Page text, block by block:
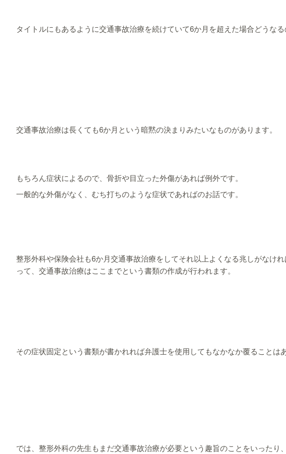
タイトルにもあるように交通事故治療を続けていて6か月を超えた場合どうなる
交通事故治療は長くても6か月という暗黙の決まりみたいなものがあります。
もちろん症状によるので、骨折や目立った外傷があれば例外です。
一般的な外傷がなく、むち打ちのような症状であればのお話です。
整形外科や保険会社も6か月交通事故治療をしてそれ以上よくなる兆しがなけ
って、交通事故治療はここまでという書類の作成が行われます。
その症状固定という書類が書かれれば弁護士を使用してもなかなか覆ることはあ
では、整形外科の先生もまだ交通事故治療が必要という趣旨のことをいったり